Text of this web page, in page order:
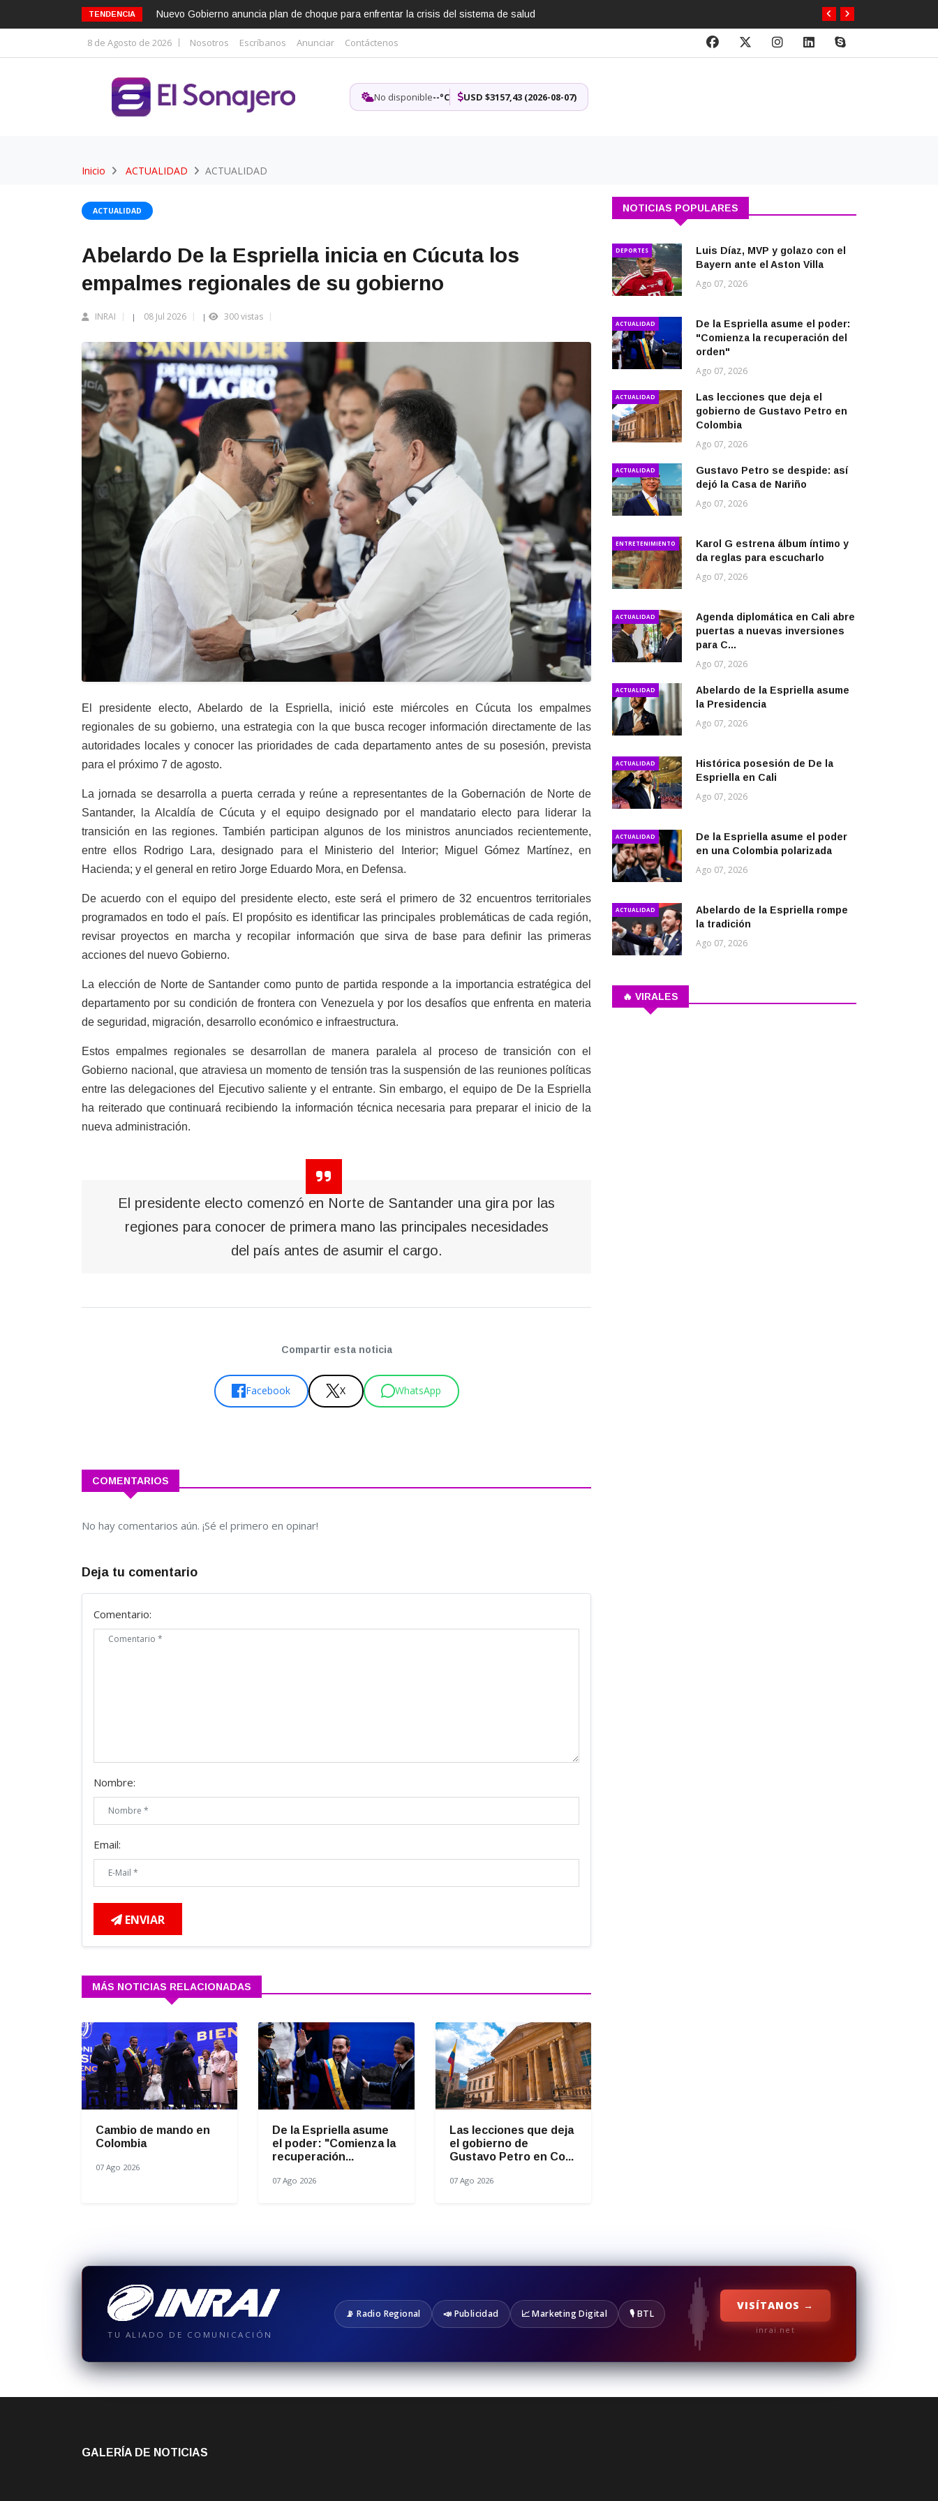
TENDENCIA Nuevo Gobierno anuncia plan de choque para enfrentar la crisis del sistema de salud
8 de Agosto de 2026 Nosotros Escríbanos Anunciar Contáctenos
No disponible--°C USD $3157,43 (2026-08-07)
Inicio ACTUALIDAD ACTUALIDAD
ACTUALIDAD
Abelardo De la Espriella inicia en Cúcuta los
empalmes regionales de su gobierno
INRAI | 08 Jul 2026 | 300 vistas
El presidente electo, Abelardo de la Espriella, inició este miércoles en Cúcuta los empalmes
regionales de su gobierno, una estrategia con la que busca recoger información directamente de las
autoridades locales y conocer las prioridades de cada departamento antes de su posesión, prevista
para el próximo 7 de agosto.
La jornada se desarrolla a puerta cerrada y reúne a representantes de la Gobernación de Norte de
Santander, la Alcaldía de Cúcuta y el equipo designado por el mandatario electo para liderar la
transición en las regiones. También participan algunos de los ministros anunciados recientemente,
entre ellos Rodrigo Lara, designado para el Ministerio del Interior; Miguel Gómez Martínez, en
Hacienda; y el general en retiro Jorge Eduardo Mora, en Defensa.
De acuerdo con el equipo del presidente electo, este será el primero de 32 encuentros territoriales
programados en todo el país. El propósito es identificar las principales problemáticas de cada región,
revisar proyectos en marcha y recopilar información que sirva de base para definir las primeras
acciones del nuevo Gobierno.
La elección de Norte de Santander como punto de partida responde a la importancia estratégica del
departamento por su condición de frontera con Venezuela y por los desafíos que enfrenta en materia
de seguridad, migración, desarrollo económico e infraestructura.
Estos empalmes regionales se desarrollan de manera paralela al proceso de transición con el
Gobierno nacional, que atraviesa un momento de tensión tras la suspensión de las reuniones políticas
entre las delegaciones del Ejecutivo saliente y el entrante. Sin embargo, el equipo de De la Espriella
ha reiterado que continuará recibiendo la información técnica necesaria para preparar el inicio de la
nueva administración.
El presidente electo comenzó en Norte de Santander una gira por las
regiones para conocer de primera mano las principales necesidades
del país antes de asumir el cargo.
Compartir esta noticia
Facebook X WhatsApp
COMENTARIOS
No hay comentarios aún. ¡Sé el primero en opinar!
Deja tu comentario
Comentario:
Nombre:
Email:
ENVIAR
MÁS NOTICIAS RELACIONADAS
Cambio de mando en
Colombia
07 Ago 2026
De la Espriella asume
el poder: "Comienza la
recuperación...
07 Ago 2026
Las lecciones que deja
el gobierno de
Gustavo Petro en Co...
07 Ago 2026
NOTICIAS POPULARES
DEPORTES
Luis Díaz, MVP y golazo con el
Bayern ante el Aston Villa
Ago 07, 2026
ACTUALIDAD
De la Espriella asume el poder:
"Comienza la recuperación del
orden"
Ago 07, 2026
ACTUALIDAD
Las lecciones que deja el
gobierno de Gustavo Petro en
Colombia
Ago 07, 2026
ACTUALIDAD
Gustavo Petro se despide: así
dejó la Casa de Nariño
Ago 07, 2026
ENTRETENIMIENTO
Karol G estrena álbum íntimo y
da reglas para escucharlo
Ago 07, 2026
ACTUALIDAD
Agenda diplomática en Cali abre
puertas a nuevas inversiones
para C...
Ago 07, 2026
ACTUALIDAD
Abelardo de la Espriella asume
la Presidencia
Ago 07, 2026
ACTUALIDAD
Histórica posesión de De la
Espriella en Cali
Ago 07, 2026
ACTUALIDAD
De la Espriella asume el poder
en una Colombia polarizada
Ago 07, 2026
ACTUALIDAD
Abelardo de la Espriella rompe
la tradición
Ago 07, 2026
🔥 VIRALES
TU ALIADO DE COMUNICACIÓN
📡 Radio Regional 📣 Publicidad 📈 Marketing Digital 🎙️ BTL
VISÍTANOS →
inrai.net
GALERÍA DE NOTICIAS